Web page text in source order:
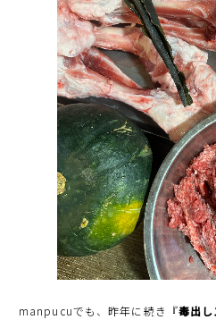
manpucuでも、昨年に続き『毒出